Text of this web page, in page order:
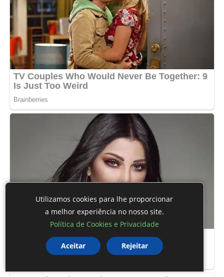
Utilizamos cookies para lhe proporcionar
a melhor experiência no nosso site.
Política de Cookies e Privacidade
Aceitar Rejeitar